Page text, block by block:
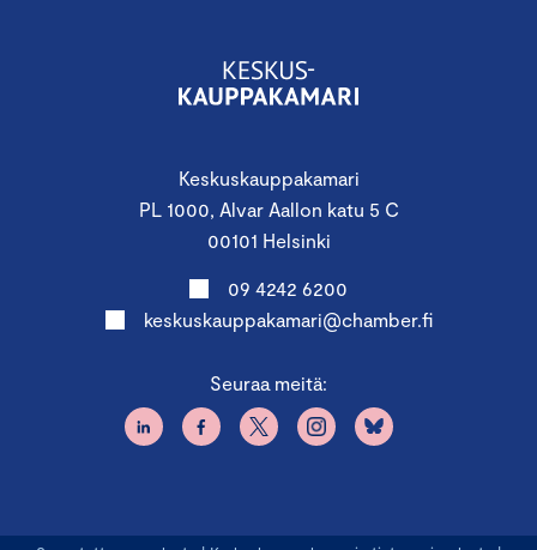
Keskuskauppakamari
PL 1000, Alvar Aallon katu 5 C
00101 Helsinki
09 4242 6200
keskuskauppakamari@chamber.fi
Seuraa meitä: